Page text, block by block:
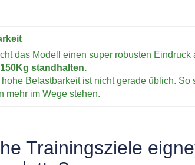
das Modell einen super robusten Eindruck
standhalten.
Belastbarkeit ist nicht gerade üblich. So
mehr im Wege stehen.
Trainingsziele